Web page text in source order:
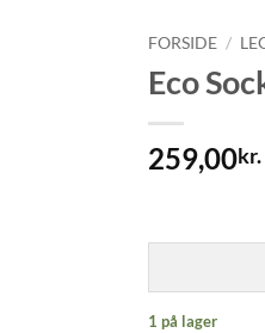
FORSIDE /
Eco
259,00kr.
1 på lager